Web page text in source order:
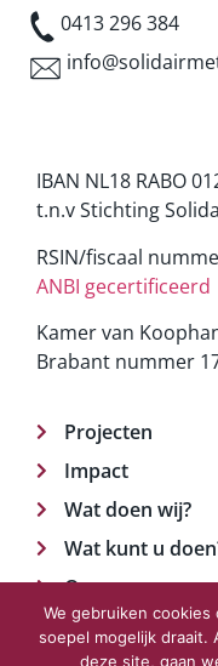
0413 296 384
IBAN NL18 RABO
t.n.v Stichting
RSIN/fiscaal
ANBI gecertificeerd
Kamer van
Brabant nummer
Projecten
Impact
Wat doen wij?
Wat kunt u
Over ons
We gebruiken
soepel mogelijk draait.
deze site, gaan